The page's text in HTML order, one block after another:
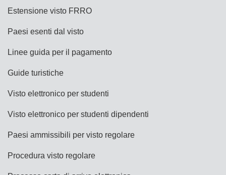
Estensione visto FRRO
Paesi esenti dal visto
Linee guida per il pagamento
Guide turistiche
Visto elettronico per studenti
Visto elettronico per studenti dipendenti
Paesi ammissibili per visto regolare
Procedura visto regolare